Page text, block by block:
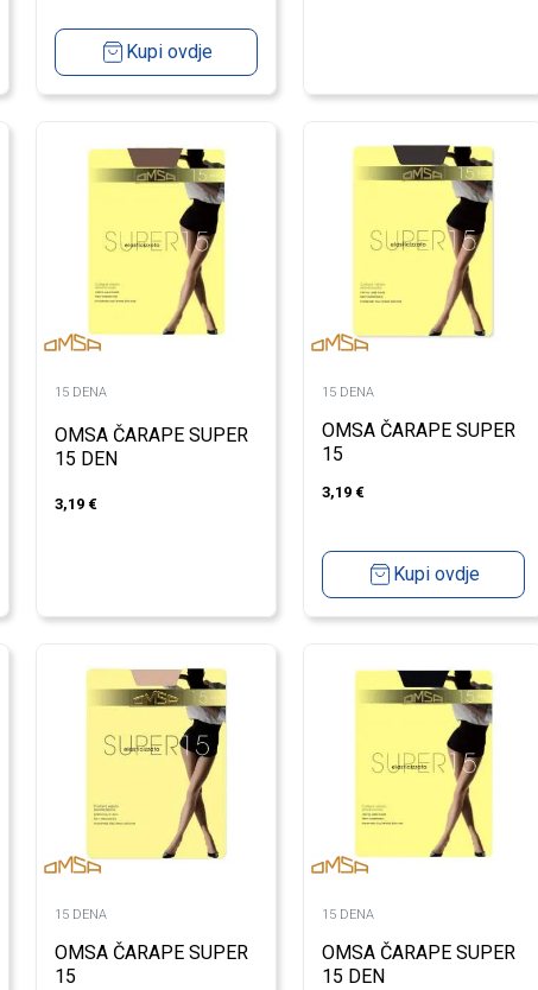
Kupi ovdje
15 DENA
OMSA ČARAPE SUPER
15 DEN
3,19 €
15 DENA
OMSA ČARAPE SUPER
15
3,19 €
Kupi ovdje
15 DENA
OMSA ČARAPE SUPER
15
15 DENA
OMSA ČARAPE SUPER
15 DEN